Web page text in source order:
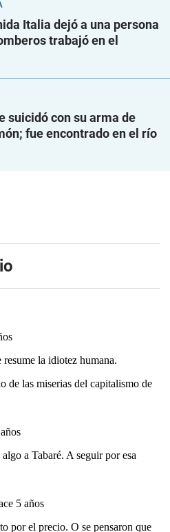
Italia dejó a una persona
trabajó en el
suicidó con su arma de
fue encontrado en el río